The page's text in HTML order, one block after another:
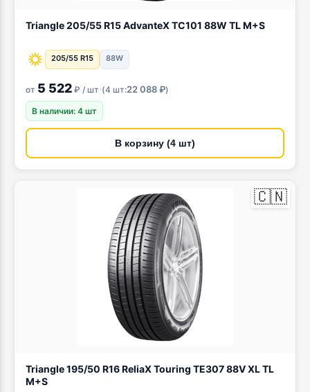
Triangle 205/55 R15 AdvanteX TC101 88W TL M+S
205/55 R15 88W
от 5 522 ₽ / шт·(4 шт:22 088 ₽)
В наличии: 4 шт
В корзину (4 шт)
🇨🇳
Triangle 195/50 R16 ReliaX Touring TE307 88V XL TL
M+S